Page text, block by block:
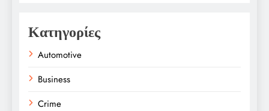
Κατηγορίες
Automotive
Business
Crime